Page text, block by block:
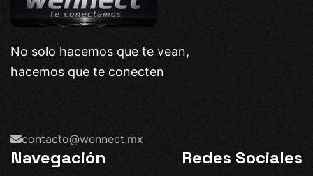
No solo hacemos que te vean,
hacemos que te conecten
contacto@wennect.mx
Navegación Redes Sociales